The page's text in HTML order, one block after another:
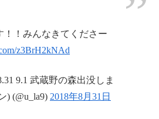
！！みんなきてくださー
z3BrH2kNAd
9.1 武蔵野の森出没しま
) (@u_la9) 2018年8月31日